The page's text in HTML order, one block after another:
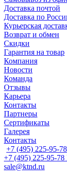
Доставка почтой
Доставка по
Курьерская
Возврат и обмен
Скидки
Гарантия на товар
Компания
Новости
Команда
Отзывы
Карьера
Контакты
Партнеры
Сертификаты
Галерея
Контакты
+7 (495) 225-95-78
+7 (495) 225-95-78
sale@ktnd.ru